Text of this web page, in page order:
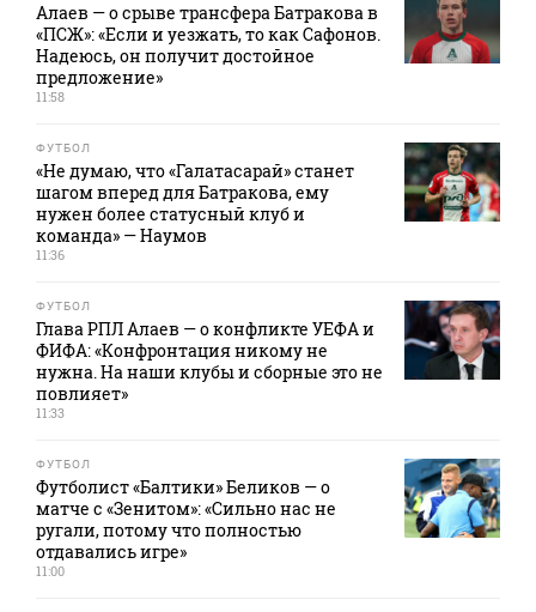
Алаев — о срыве трансфера Батракова в
«ПСЖ»: «Если и уезжать, то как Сафонов.
Надеюсь, он получит достойное
предложение»
11:58
ФУТБОЛ
«Не думаю, что «Галатасарай» станет
шагом вперед для Батракова, ему
нужен более статусный клуб и
команда» — Наумов
11:36
ФУТБОЛ
Глава РПЛ Алаев — о конфликте УЕФА и
ФИФА: «Конфронтация никому не
нужна. На наши клубы и сборные это не
повлияет»
11:33
ФУТБОЛ
Футболист «Балтики» Беликов — о
матче с «Зенитом»: «Сильно нас не
ругали, потому что полностью
отдавались игре»
11:00